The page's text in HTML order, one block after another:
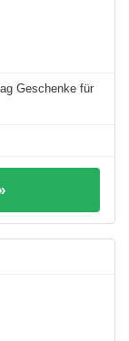
Geschenke für